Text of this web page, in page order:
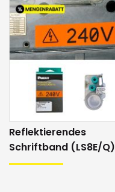
Diese Etiketten
Schriftgerät LS8E
Panduit LS8E, LS8EQ
Recycling
Sie als Kunde von
die von uns
Reflektierendes
Schriftband (LS8E/Q)